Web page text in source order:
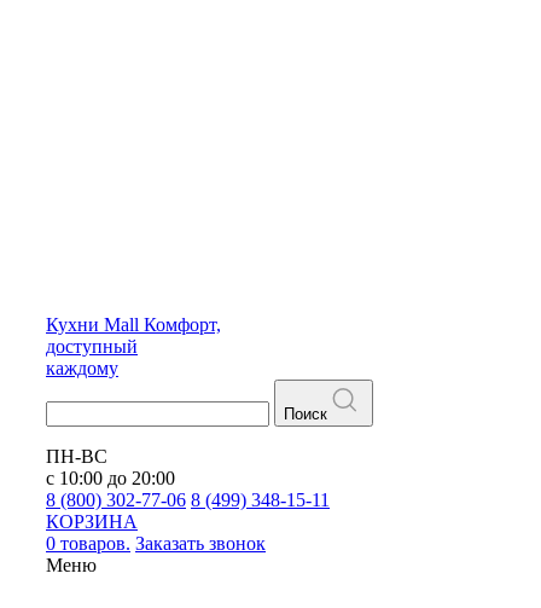
Кухни Mall Комфорт,
доступный
каждому
Поиск
ПН-ВС
с 10:00 до 20:00
8 (800) 302-77-06 8 (499) 348-15-11
КОРЗИНА
0 товаров. Заказать звонок
Меню